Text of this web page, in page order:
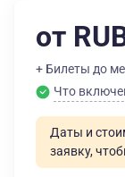
от
+ Билеты до
Что
Даты и
заявку,